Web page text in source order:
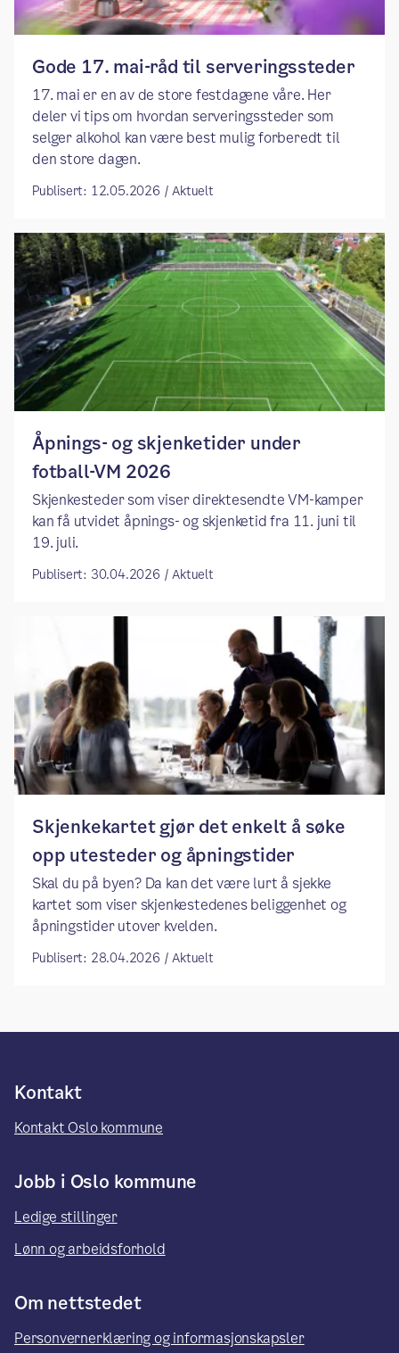
Gode 17. mai-råd til serveringssteder
17. mai er en av de store festdagene våre. Her
deler vi tips om hvordan serveringssteder som
selger alkohol kan være best mulig forberedt til
den store dagen.
Publisert: 12.05.2026 / Aktuelt
Åpnings- og skjenketider under
fotball-VM 2026
Skjenkesteder som viser direktesendte VM-kamper
kan få utvidet åpnings- og skjenketid fra 11. juni til
19. juli.
Publisert: 30.04.2026 / Aktuelt
Skjenkekartet gjør det enkelt å søke
opp utesteder og åpningstider
Skal du på byen? Da kan det være lurt å sjekke
kartet som viser skjenkestedenes beliggenhet og
åpningstider utover kvelden.
Publisert: 28.04.2026 / Aktuelt
Kontakt
Kontakt Oslo kommune
Jobb i Oslo kommune
Ledige stillinger
Lønn og arbeidsforhold
Om nettstedet
Personvernerklæring og informasjonskapsler